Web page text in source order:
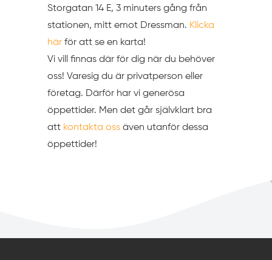
Storgatan 14 E, 3 minuters gång från
stationen, mitt emot Dressman. Klicka
härför att se en karta!
Vi vill finnas där för dig när du behöver
oss! Varesig du är privatperson eller
företag. Därför har vi generösa
öppettider. Men det går självklart bra
att kontakta ossäven utanför dessa
öppettider!